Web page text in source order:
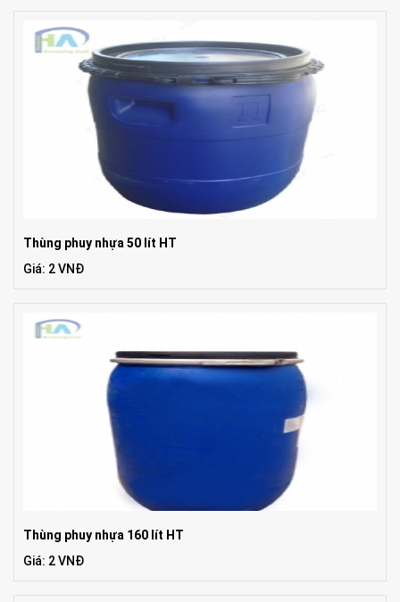
Thùng phuy nhựa 50 lít HT
Giá: 2 VNĐ
Thùng phuy nhựa 160 lít HT
Giá: 2 VNĐ